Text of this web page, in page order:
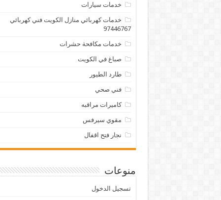
خدمات سيارات
خدمات كهربائي منازل الكويت فني كهربائي
97446767
خدمات مكافحة حشرات
صباغ في الكويت
طارد الطيور
فني صحي
كاميرات مراقبه
مقوي سيرفس
نجار فتح اقفال
منوعات
تسجيل الدخول